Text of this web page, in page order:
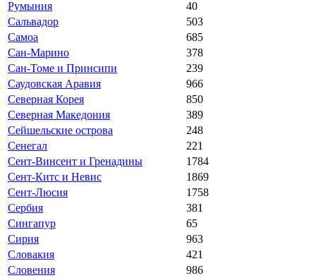
Румыния
40
Сальвадор
503
Самоа
685
Сан-Марино
378
Сан-Томе и Принсипи
239
Саудовская Аравия
966
Северная Корея
850
Северная Македония
389
Сейшельские острова
248
Сенегал
221
Сент-Винсент и Гренадины
1784
Сент-Китс и Невис
1869
Сент-Люсия
1758
Сербия
381
Сингапур
65
Сирия
963
Словакия
421
Словения
986